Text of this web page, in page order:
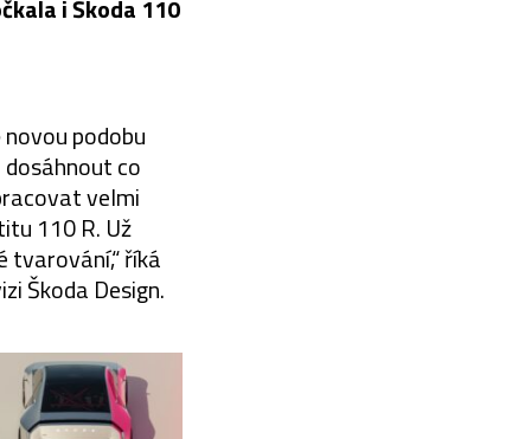
i Škoda 110
podobu
dosáhnout co
velmi
110 R. Už
tvarování,“ říká
Škoda Design.